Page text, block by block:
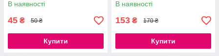
В наявності
45 ₴ 50 ₴
Купити
В наявності
153 ₴ 170 ₴
Купити